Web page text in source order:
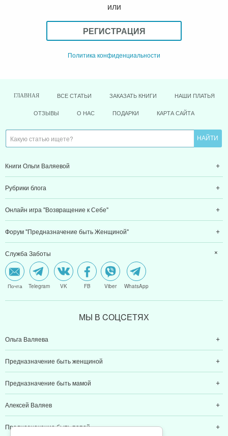
или
РЕГИСТРАЦИЯ
Политика конфиденциальности
ГЛАВНАЯ ВСЕ СТАТЬИ ЗАКАЗАТЬ КНИГИ НАШИ ПЛАТЬЯ
ОТЗЫВЫ О НАС ПОДАРКИ КАРТА САЙТА
Книги Ольги Валяевой
Рубрики блога
Онлайн игра "Возвращение к Себе"
Форум "Предназначение быть Женщиной"
Служба Заботы
Почта Telegram VK FB Viber WhatsApp
МЫ В CОЦCЕТЯХ
Ольга Валяева
Предназначение быть женщиной
Предназначение быть мамой
Алексей Валяев
Предназначение быть папой